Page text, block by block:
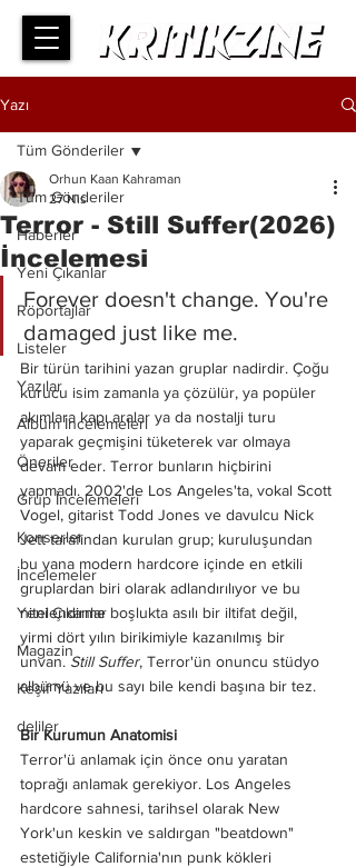
Yazı
Tüm Gönderiler
Haberler
Yeni Çıkanlar
Röportajlar
Listeler
Yazılar
Albüm İncelemeleri
Öneriler
Grup İncelemeleri
Konserler
İncelemeler
Yeni Çıkanlar
Magazin
Keşif Yazıları
deliler
Tüm Gönderiler
Terror - Still Suffer(2026)
İncelemesi
Orhun Kaan Kahraman
27 Nis
Forever doesn't change. You're
damaged just like me.
Bir türün tarihini yazan gruplar nadirdir. Çoğu
kurucu isim zamanla ya çözülür, ya popüler
akımlara kapı aralar ya da nostalji turu
yaparak geçmişini tüketerek var olmaya
devam eder. Terror bunların hiçbirini
yapmadı. 2002'de Los Angeles'ta, vokal Scott
Vogel, gitarist Todd Jones ve davulcu Nick
Jett tarafından kurulan grup; kuruluşundan
bu yana modern hardcore içinde en etkili
gruplardan biri olarak adlandırılıyor ve bu
nitelendirme boşlukta asılı bir iltifat değil,
yirmi dört yılın birikimiyle kazanılmış bir
unvan. Still Suffer, Terror'ün onuncu stüdyo
albümü ve bu sayı bile kendi başına bir tez.
Bir Kurumun Anatomisi
Terror'ü anlamak için önce onu yaratan
toprağı anlamak gerekiyor. Los Angeles
hardcore sahnesi, tarihsel olarak New
York'un keskin ve saldırgan "beatdown"
estetiğiyle California'nın punk kökleri